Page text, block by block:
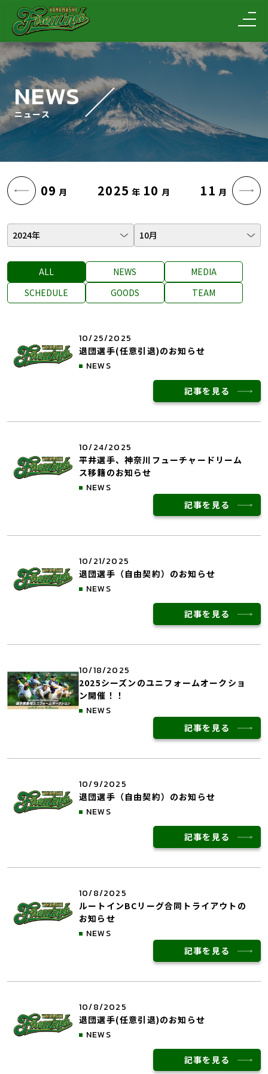
NEWS
ニュース
09 月 2025 年 10 月 11 月
ALL NEWS
MEDIA
SCHEDULE
GOODS TEAM
10/25/2025
退団選手(任意引退)のお知らせ
NEWS
記事を見る
10/24/2025
平井選手、神奈川フューチャードリーム
ス移籍のお知らせ
NEWS
記事を見る
10/21/2025
退団選手（自由契約）のお知らせ
NEWS
記事を見る
10/18/2025
2025シーズンのユニフォームオークショ
ン開催！！
NEWS
記事を見る
10/9/2025
退団選手（自由契約）のお知らせ
NEWS
記事を見る
10/8/2025
ルートインBCリーグ合同トライアウトの
お知らせ
NEWS
記事を見る
10/8/2025
退団選手(任意引退)のお知らせ
NEWS
記事を見る